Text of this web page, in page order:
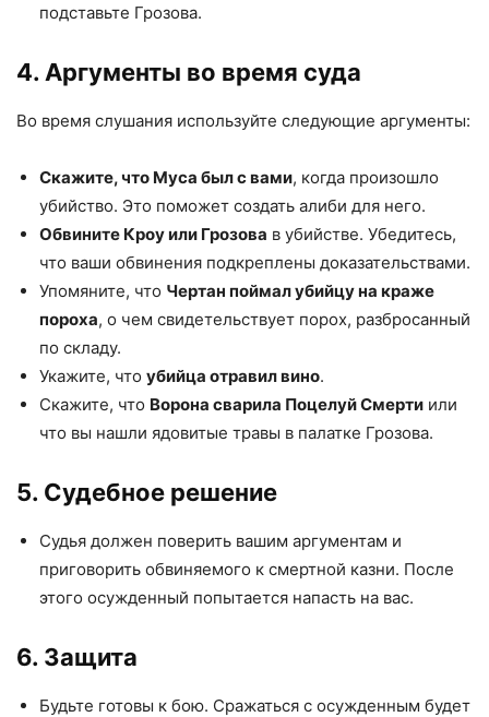
подставьте Грозова.
4. Аргументы во время суда
Во время слушания используйте следующие аргументы:
Скажите, что Муса был с вами, когда произошло
убийство. Это поможет создать алиби для него.
Обвините Кроу или Грозова в убийстве. Убедитесь,
что ваши обвинения подкреплены доказательствами.
Упомяните, что Чертан поймал убийцу на краже
пороха, о чем свидетельствует порох, разбросанный
по складу.
Укажите, что убийца отравил вино.
Скажите, что Ворона сварила Поцелуй Смерти или
что вы нашли ядовитые травы в палатке Грозова.
5. Судебное решение
Судья должен поверить вашим аргументам и
приговорить обвиняемого к смертной казни. После
этого осужденный попытается напасть на вас.
6. Защита
Будьте готовы к бою. Сражаться с осужденным будет